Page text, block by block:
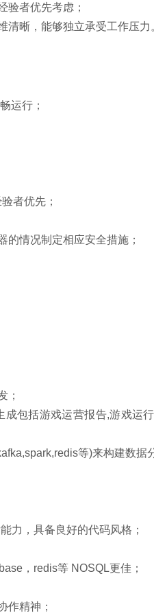
验者优先考虑；
晰，能够独立承受工作压力
运行；
者优先；
的情况制定相应安全措施；
；
包括游戏运营报告,游戏运
等)来构建数据
力，具备良好的代码风格；
，redis等 NOSQL更佳；
作精神；